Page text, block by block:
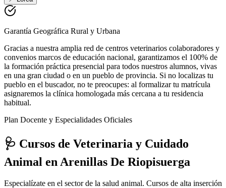
Garantía Geográfica Rural y Urbana
Gracias a nuestra amplia red de centros veterinarios colaboradores y
convenios marcos de educación nacional, garantizamos el 100% de
la formación práctica presencial para todos nuestros alumnos, vivas
en una gran ciudad o en un pueblo de provincia. Si no localizas tu
pueblo en el buscador, no te preocupes: al formalizar tu matrícula
asignaremos la clínica homologada más cercana a tu residencia
habitual.
Plan Docente y Especialidades Oficiales
🩺 Cursos de Veterinaria y Cuidado
Animal en Arenillas De Riopisuerga
Especialízate en el sector de la salud animal. Cursos de alta inserción